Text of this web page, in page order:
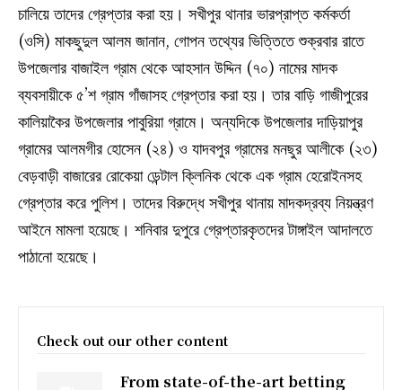
চালিয়ে তাদের গ্রেপ্তার করা হয়। সখীপুর থানার ভারপ্রাপ্ত কর্মকর্তা
(ওসি) মাকছুদুল আলম জানান, গোপন তথ্যের ভিত্তিতে শুক্রবার রাতে
উপজেলার বাজাইল গ্রাম থেকে আহসান উদ্দিন (৭০) নামের মাদক
ব্যবসায়ীকে ৫’শ গ্রাম গাঁজাসহ গ্রেপ্তার করা হয়। তার বাড়ি গাজীপুরের
কালিয়াকৈর উপজেলার পাবুরিয়া গ্রামে। অন্যদিকে উপজেলার দাড়িয়াপুর
গ্রামের আলমগীর হোসেন (২৪) ও যাদবপুর গ্রামের মনছুর আলীকে (২৩)
বেড়বাড়ী বাজারের রোকেয়া ডেন্টাল ক্লিনিক থেকে এক গ্রাম হেরোইনসহ
গ্রেপ্তার করে পুলিশ। তাদের বিরুদ্ধে সখীপুর থানায় মাদকদ্রব্য নিয়ন্ত্রণ
আইনে মামলা হয়েছে। শনিবার দুপুরে গ্রেপ্তারকৃতদের টাঙ্গাইল আদালতে
পাঠানো হয়েছে।
Check out our other content
From state-of-the-art betting